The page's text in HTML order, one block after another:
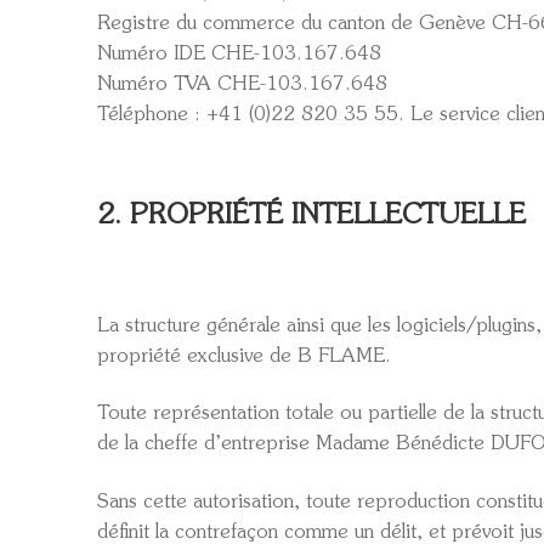
Registre du commerce du canton de Genève
Numéro IDE CHE-103.167.648
Numéro TVA CHE-103.167.648
Téléphone : +41 (0)22 820 35 55. Le service
2. PROPRIÉTÉ INTELLECTUELLE
La structure générale ainsi que les logiciels/
propriété exclusive de B FLAME.
Toute représentation totale ou partielle de la
de la cheffe d’entreprise Madame Bénédicte
Sans cette autorisation, toute reproduction
définit la contrefaçon comme un délit, et prévoit